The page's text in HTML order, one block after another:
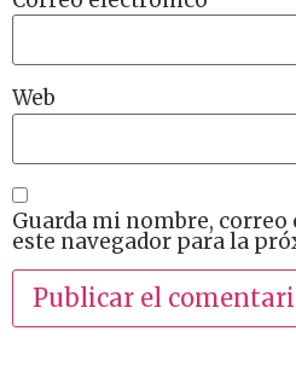
Web
Guarda mi nombre,
este navegador para la